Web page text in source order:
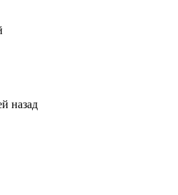
назад